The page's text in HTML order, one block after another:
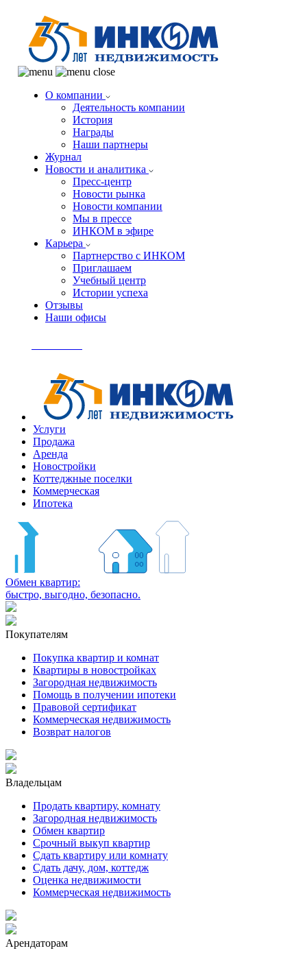
О компании
Деятельность компании
История
Награды
Наши партнеры
Журнал
Новости и аналитика
Пресс-центр
Новости рынка
Новости компании
Мы в прессе
ИНКОМ в эфире
Карьера
Партнерство с ИНКОМ
Приглашаем
Учебный центр
Истории успеха
Отзывы
Наши офисы
Услуги
Продажа
Аренда
Новостройки
Коттеджные поселки
Коммерческая
Ипотека
Обмен квартир:
быстро, выгодно, безопасно.
Покупателям
Покупка квартир и комнат
Квартиры в новостройках
Загородная недвижимость
Помощь в получении ипотеки
Правовой сертификат
Коммерческая недвижимость
Возврат налогов
Владельцам
Продать квартиру, комнату
Загородная недвижимость
Обмен квартир
Срочный выкуп квартир
Сдать квартиру или комнату
Сдать дачу, дом, коттедж
Оценка недвижимости
Коммерческая недвижимость
Арендаторам